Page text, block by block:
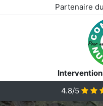
Partenaire
4.8/5